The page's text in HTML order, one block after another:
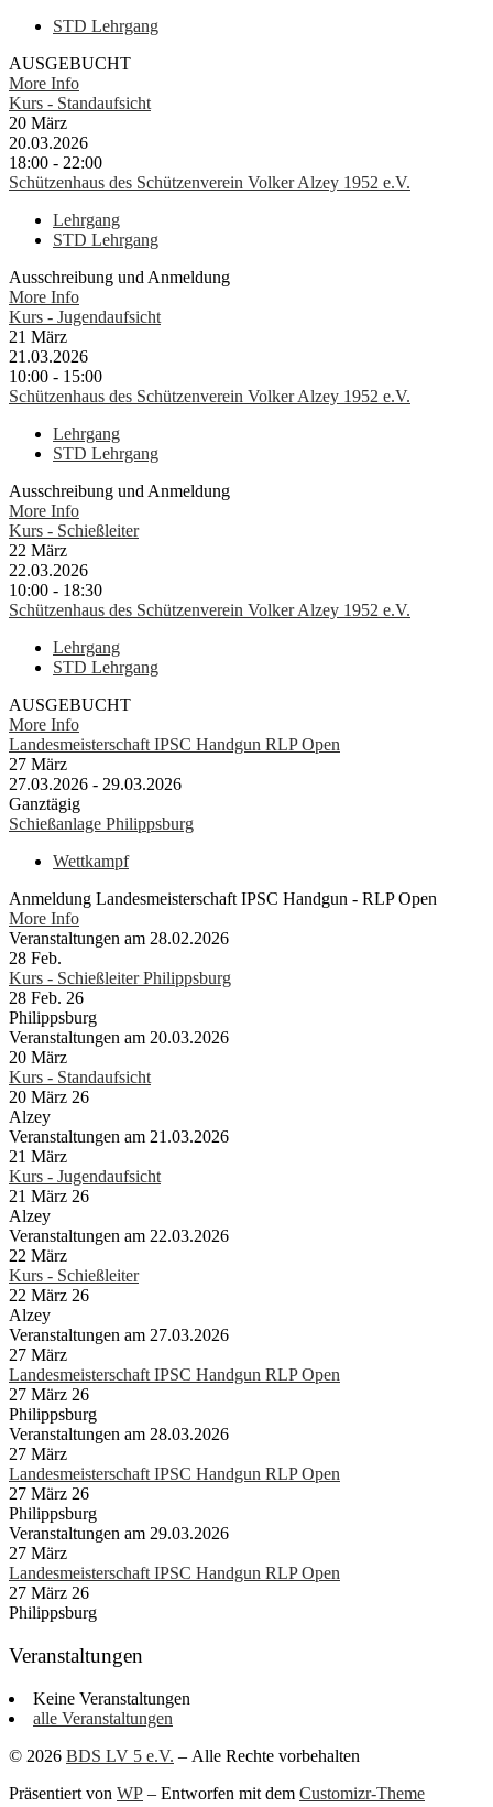
STD Lehrgang
AUSGEBUCHT
More Info
Kurs - Standaufsicht
20 März
20.03.2026
18:00 - 22:00
Schützenhaus des Schützenverein Volker Alzey 1952 e.V.
Lehrgang
STD Lehrgang
Ausschreibung und Anmeldung
More Info
Kurs - Jugendaufsicht
21 März
21.03.2026
10:00 - 15:00
Schützenhaus des Schützenverein Volker Alzey 1952 e.V.
Lehrgang
STD Lehrgang
Ausschreibung und Anmeldung
More Info
Kurs - Schießleiter
22 März
22.03.2026
10:00 - 18:30
Schützenhaus des Schützenverein Volker Alzey 1952 e.V.
Lehrgang
STD Lehrgang
AUSGEBUCHT
More Info
Landesmeisterschaft IPSC Handgun RLP Open
27 März
27.03.2026 - 29.03.2026
Ganztägig
Schießanlage Philippsburg
Wettkampf
Anmeldung Landesmeisterschaft IPSC Handgun - RLP Open
More Info
Veranstaltungen am 28.02.2026
28 Feb.
Kurs - Schießleiter Philippsburg
28 Feb. 26
Philippsburg
Veranstaltungen am 20.03.2026
20 März
Kurs - Standaufsicht
20 März 26
Alzey
Veranstaltungen am 21.03.2026
21 März
Kurs - Jugendaufsicht
21 März 26
Alzey
Veranstaltungen am 22.03.2026
22 März
Kurs - Schießleiter
22 März 26
Alzey
Veranstaltungen am 27.03.2026
27 März
Landesmeisterschaft IPSC Handgun RLP Open
27 März 26
Philippsburg
Veranstaltungen am 28.03.2026
27 März
Landesmeisterschaft IPSC Handgun RLP Open
27 März 26
Philippsburg
Veranstaltungen am 29.03.2026
27 März
Landesmeisterschaft IPSC Handgun RLP Open
27 März 26
Philippsburg
Veranstaltungen
Keine Veranstaltungen
alle Veranstaltungen
© 2026 BDS LV 5 e.V. – Alle Rechte vorbehalten
Präsentiert von WP – Entworfen mit dem Customizr-Theme